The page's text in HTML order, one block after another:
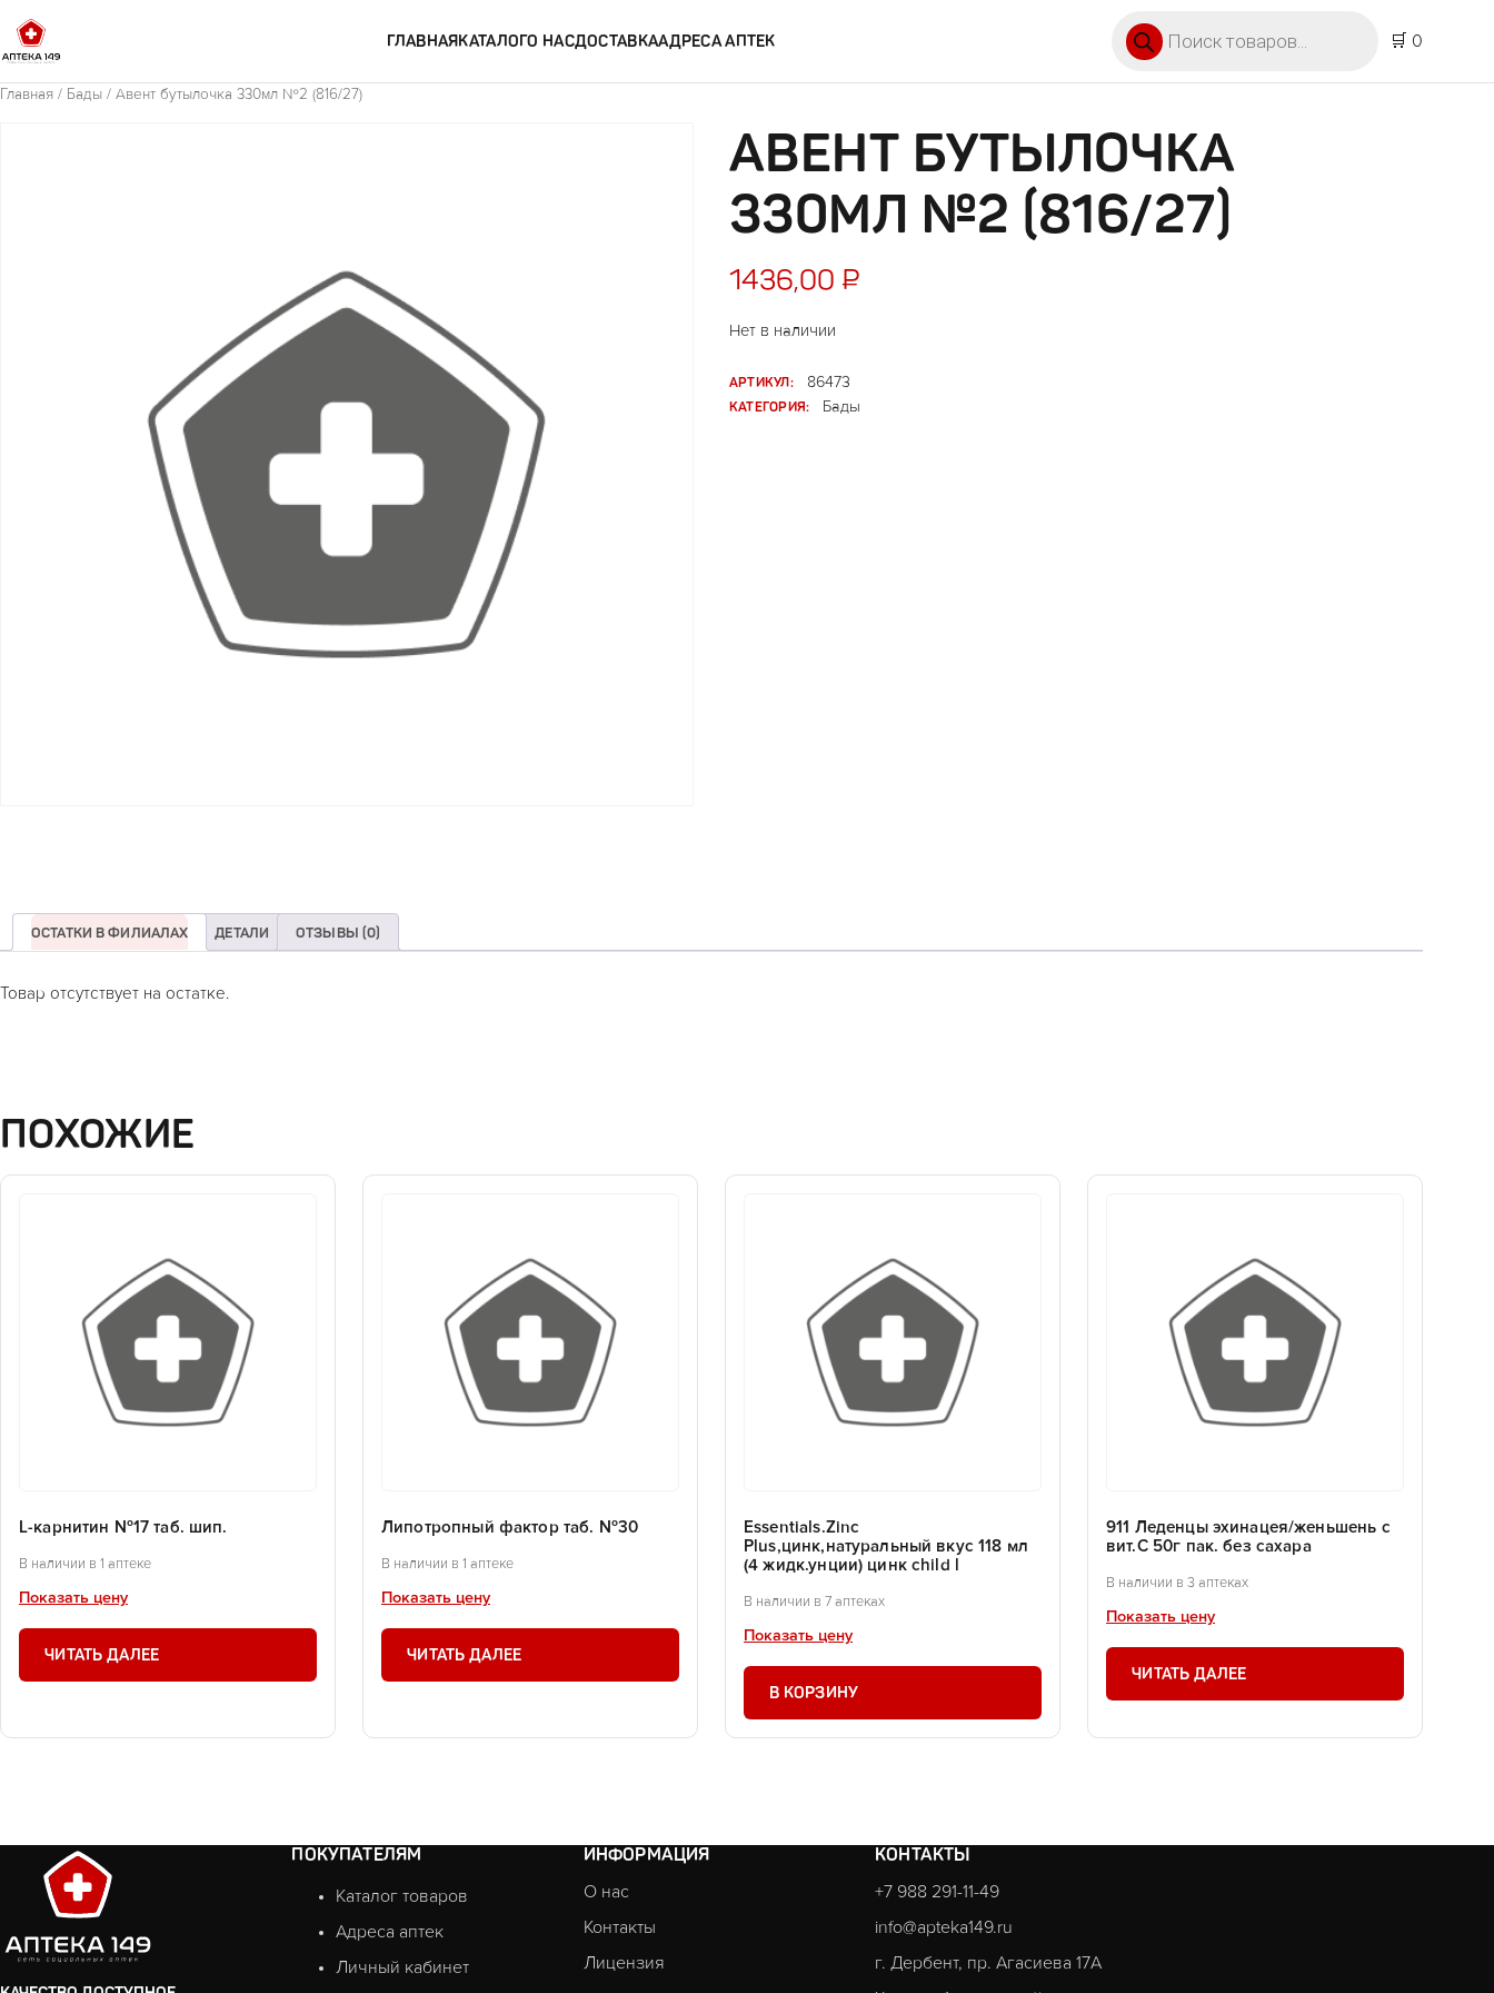
ГЛАВНАЯКАТАЛОГО НАСДОСТАВКААДРЕСА АПТЕК
🛒 0
Главная / Бады / Авент бутылочка 330мл №2 (816/27)
АВЕНТ БУТЫЛОЧКА
330МЛ №2 (816/27)
1436,00 ₽
Нет в наличии
АРТИКУЛ:
86473
КАТЕГОРИЯ:
Бады
ОСТАТКИ В ФИЛИАЛАХ ДЕТАЛИ ОТЗЫВЫ (0)
Товар отсутствует на остатке.
ПОХОЖИЕ
L-карнитин №17 таб. шип.
В наличии в 1 аптеке
Показать цену
ЧИТАТЬ ДАЛЕЕ
Липотропный фактор таб. №30
В наличии в 1 аптеке
Показать цену
ЧИТАТЬ ДАЛЕЕ
Essentials.Zinc
Plus,цинк,натуральный вкус 118 мл
(4 жидк.унции) цинк child l
В наличии в 7 аптеках
Показать цену
В КОРЗИНУ
911 Леденцы эхинацея/женьшень с
вит.С 50г пак. без сахара
В наличии в 3 аптеках
Показать цену
ЧИТАТЬ ДАЛЕЕ
ПОКУПАТЕЛЯМ
Каталог товаров
Адреса аптек
Личный кабинет
ИНФОРМАЦИЯ
О нас
Контакты
Лицензия
КОНТАКТЫ
+7 988 291-11-49
info@apteka149.ru
г. Дербент, пр. Агасиева 17А